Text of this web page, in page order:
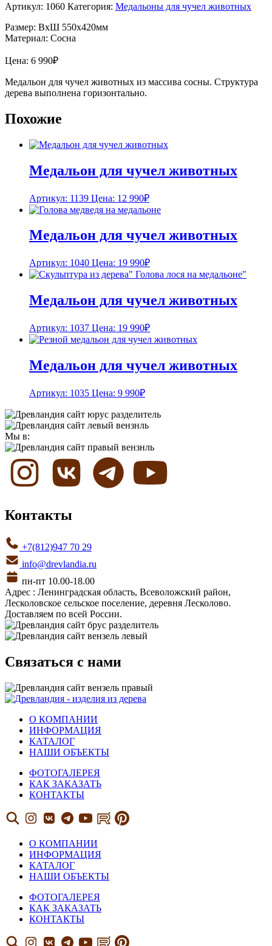
Артикул: 1060 Категория: Медальоны для чучел животных
Размер: ВхШ 550х420мм
Материал: Сосна
Цена: 6 990₽
Медальон для чучел животных из массива сосны. Структура
дерева выполнена горизонтально.
Похожие
Медальон для чучел животных
Артикул: 1139 Цена: 12 990₽
Медальон для чучел животных
Артикул: 1040 Цена: 19 990₽
Медальон для чучел животных
Артикул: 1037 Цена: 19 990₽
Медальон для чучел животных
Артикул: 1035 Цена: 9 990₽
Мы в:
Контакты
+7(812)947 70 29
info@drevlandia.ru
пн-пт 10.00-18.00
Адрес : Ленинградская область, Всеволожский район,
Лесколовское сельское поселение, деревня Лесколово.
Доставляем по всей России.
Связаться с нами
О КОМПАНИИ
ИНФОРМАЦИЯ
КАТАЛОГ
НАШИ ОБЪЕКТЫ
ФОТОГАЛЕРЕЯ
КАК ЗАКАЗАТЬ
КОНТАКТЫ
О КОМПАНИИ
ИНФОРМАЦИЯ
КАТАЛОГ
НАШИ ОБЪЕКТЫ
ФОТОГАЛЕРЕЯ
КАК ЗАКАЗАТЬ
КОНТАКТЫ